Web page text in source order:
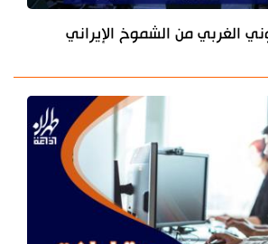
الغربي من الشموخ الإيراني